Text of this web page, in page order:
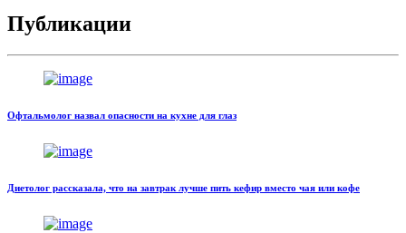
Публикации
Офтальмолог назвал опасности на кухне для глаз
Диетолог рассказала, что на завтрак лучше пить кефир вместо чая или кофе